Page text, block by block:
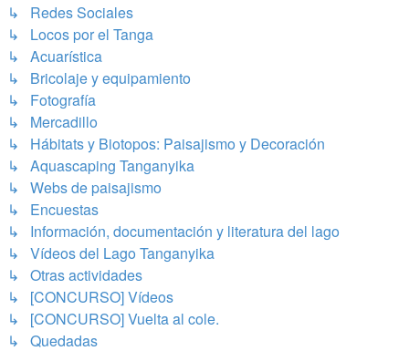
↳ Redes Sociales
↳ Locos por el Tanga
↳ Acuarística
↳ Bricolaje y equipamiento
↳ Fotografía
↳ Mercadillo
↳ Hábitats y Biotopos: Paisajismo y Decoración
↳ Aquascaping Tanganyika
↳ Webs de paisajismo
↳ Encuestas
↳ Información, documentación y literatura del lago
↳ Vídeos del Lago Tanganyika
↳ Otras actividades
↳ [CONCURSO] Vídeos
↳ [CONCURSO] Vuelta al cole.
↳ Quedadas